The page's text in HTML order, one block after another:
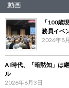
動画
「100歳
務員イベ
2026年8
AI時代、「暗黙知」は
ル
2026年8月3日